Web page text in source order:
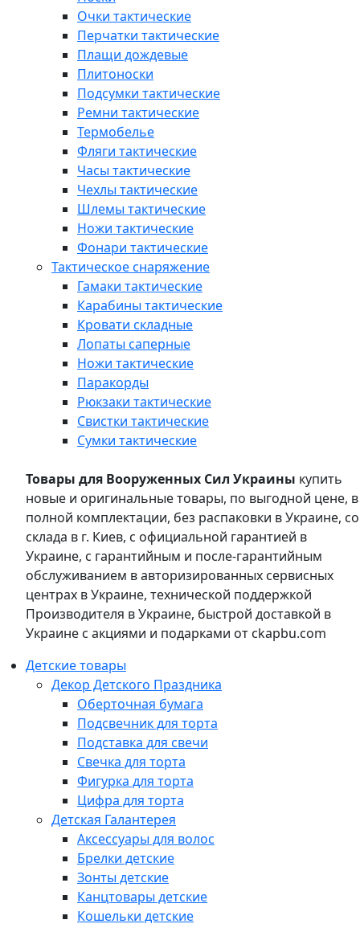
Очки тактические
Перчатки тактические
Плащи дождевые
Плитоноски
Подсумки тактические
Ремни тактические
Термобелье
Фляги тактические
Часы тактические
Чехлы тактические
Шлемы тактические
Ножи тактические
Фонари тактические
Тактическое снаряжение
Гамаки тактические
Карабины тактические
Кровати складные
Лопаты саперные
Ножи тактические
Паракорды
Рюкзаки тактические
Свистки тактические
Сумки тактические
Товары для Вооруженных Сил Украины купить
новые и оригинальные товары, по выгодной цене, в
полной комплектации, без распаковки в Украине, со
склада в г. Киев, с официальной гарантией в
Украине, с гарантийным и после-гарантийным
обслуживанием в авторизированных сервисных
центрах в Украине, технической поддержкой
Производителя в Украине, быстрой доставкой в
Украине с акциями и подарками от ckapbu.com
Детские товары
Декор Детского Праздника
Оберточная бумага
Подсвечник для торта
Подставка для свечи
Свечка для торта
Фигурка для торта
Цифра для торта
Детская Галантерея
Аксессуары для волос
Брелки детские
Зонты детские
Канцтовары детские
Кошельки детские